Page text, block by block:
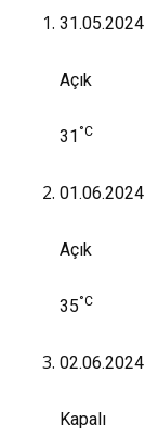
31.05.2024
Açık
31 °C
01.06.2024
Açık
35°C
02.06.2024
Kapalı